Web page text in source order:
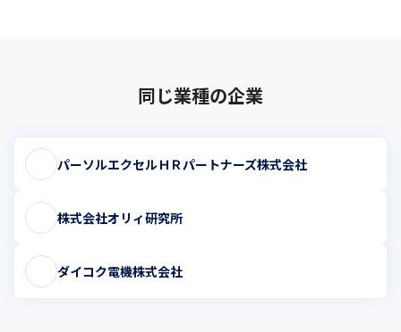
同じ業種の企業
パーソルエクセルＨＲパートナーズ株式会社
株式会社オリィ研究所
ダイコク電機株式会社